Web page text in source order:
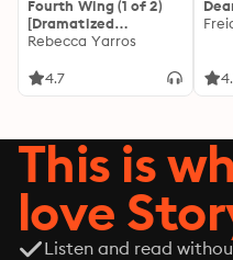
Fourth Wing (1 of 2)
[Dramatized
Adaptation]: The
Rebecca Yarros
4.7
This is
love
Listen and read